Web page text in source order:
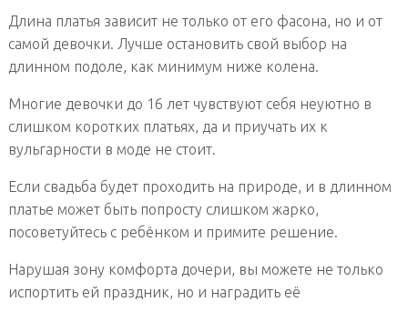
Длина платья зависит не только от его фасона, но и от
самой девочки. Лучше остановить свой выбор на
длинном подоле, как минимум ниже колена.
Многие девочки до 16 лет чувствуют себя неуютно в
слишком коротких платьях, да и приучать их к
вульгарности в моде не стоит.
Если свадьба будет проходить на природе, и в длинном
платье может быть попросту слишком жарко,
посоветуйтесь с ребёнком и примите решение.
Нарушая зону комфорта дочери, вы можете не только
испортить ей праздник, но и наградить её